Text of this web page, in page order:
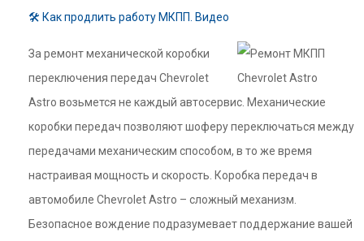
🛠 Как продлить работу МКПП. Видео
За ремонт механической коробки
переключения передач Chevrolet
Astro возьмется не каждый автосервис. Механические
коробки передач позволяют шоферу переключаться между
передачами механическим способом, в то же время
настраивая мощность и скорость. Коробка передач в
автомобиле Chevrolet Astro – сложный механизм.
Безопасное вождение подразумевает поддержание вашей